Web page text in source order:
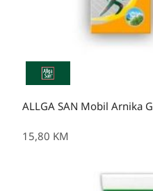
ALLGA SAN Mobil Arnika
15,80 KM